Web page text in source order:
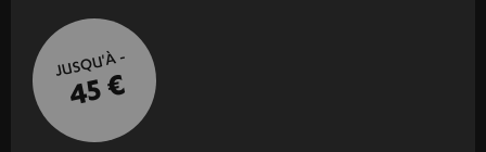
JUSQU'À -
45 €